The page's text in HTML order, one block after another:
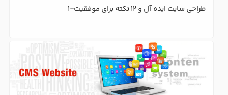
طراحی سایت ایده آل و 12 نکته برای موفقیت-1